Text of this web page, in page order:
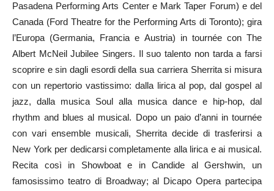
Pasadena Performing Arts Center e Mark Taper Forum) e del
Canada (Ford Theatre for the Performing Arts di Toronto); gira
l’Europa (Germania, Francia e Austria) in tournée con The
Albert McNeil Jubilee Singers. Il suo talento non tarda a farsi
scoprire e sin dagli esordi della sua carriera Sherrita si misura
con un repertorio vastissimo: dalla lirica al pop, dal gospel al
jazz, dalla musica Soul alla musica dance e hip-hop, dal
rhythm and blues al musical. Dopo un paio d’anni in tournée
con vari ensemble musicali, Sherrita decide di trasferirsi a
New York per dedicarsi completamente alla lirica e ai musical.
Recita così in Showboat e in Candide al Gershwin, un
famosissimo teatro di Broadway; al Dicapo Opera partecipa